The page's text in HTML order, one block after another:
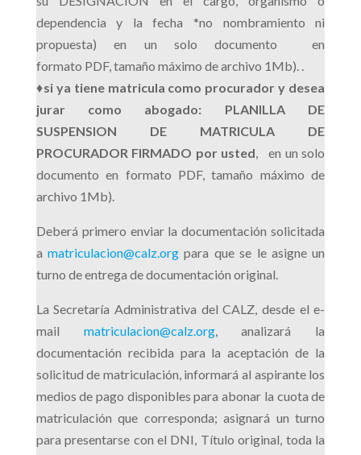
dependencia y la fecha *no nombramiento ni
propuesta) en un solo documento en
formato PDF, tamaño máximo de archivo 1Mb). .
♦si ya tiene matricula como procurador y desea
jurar como abogado: PLANILLA DE
SUSPENSION DE MATRICULA DE
PROCURADOR FIRMADO por usted, en un solo
documento en formato PDF, tamaño máximo de
archivo 1Mb).
Deberá primero enviar la documentación solicitada
a matriculacion@calz.org para que se le asigne un
turno de entrega de documentación original.
La Secretaría Administrativa del CALZ, desde el e-
mail matriculacion@calz.org, analizará la
documentación recibida para la aceptación de la
solicitud de matriculación, informará al aspirante los
medios de pago disponibles para abonar la cuota de
matriculación que corresponda; asignará un turno
para presentarse con el DNI, Título original, toda la